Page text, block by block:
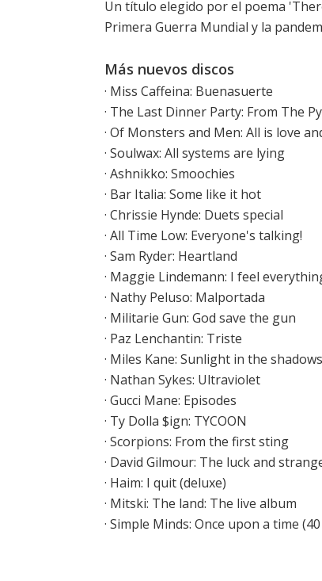
Un título elegido por el poema
Primera Guerra Mundial y la
Más nuevos discos
· Miss Caffeina: Buenasuerte
· The Last Dinner Party: From The
· Of Monsters and Men: All is love
· Soulwax: All systems are lying
· Ashnikko: Smoochies
· Bar Italia: Some like it hot
· Chrissie Hynde: Duets special
· All Time Low: Everyone's talking!
· Sam Ryder: Heartland
· Maggie Lindemann: I feel
· Nathy Peluso: Malportada
· Militarie Gun: God save the gun
· Paz Lenchantin: Triste
· Miles Kane: Sunlight in the shadows
· Nathan Sykes: Ultraviolet
· Gucci Mane: Episodes
· Ty Dolla $ign: TYCOON
· Scorpions: From the first sting
· David Gilmour: The luck and
· Haim: I quit (deluxe)
· Mitski: The land: The live album
· Simple Minds: Once upon a time